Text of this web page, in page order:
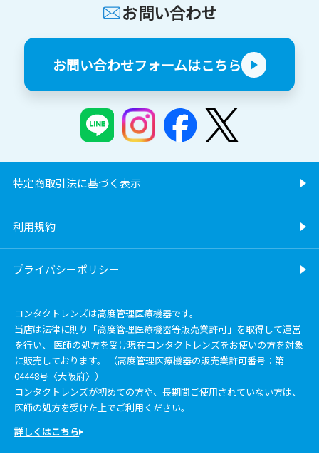
お問い合わせ
お問い合わせフォームはこちら
特定商取引法に基づく表示
利用規約
プライバシーポリシー
コンタクトレンズは高度管理医療機器です。
当店は法律に則り「高度管理医療機器等販売業許可」を取得して運営
を行い、 医師の処方を受け現在コンタクトレンズをお使いの方を対象
に販売しております。 （高度管理医療機器の販売業許可番号：第
04448号〈大阪府〉）
コンタクトレンズが初めての方や、長期間ご使用されていない方は、
医師の処方を受けた上でご利用ください。
詳しくはこちら